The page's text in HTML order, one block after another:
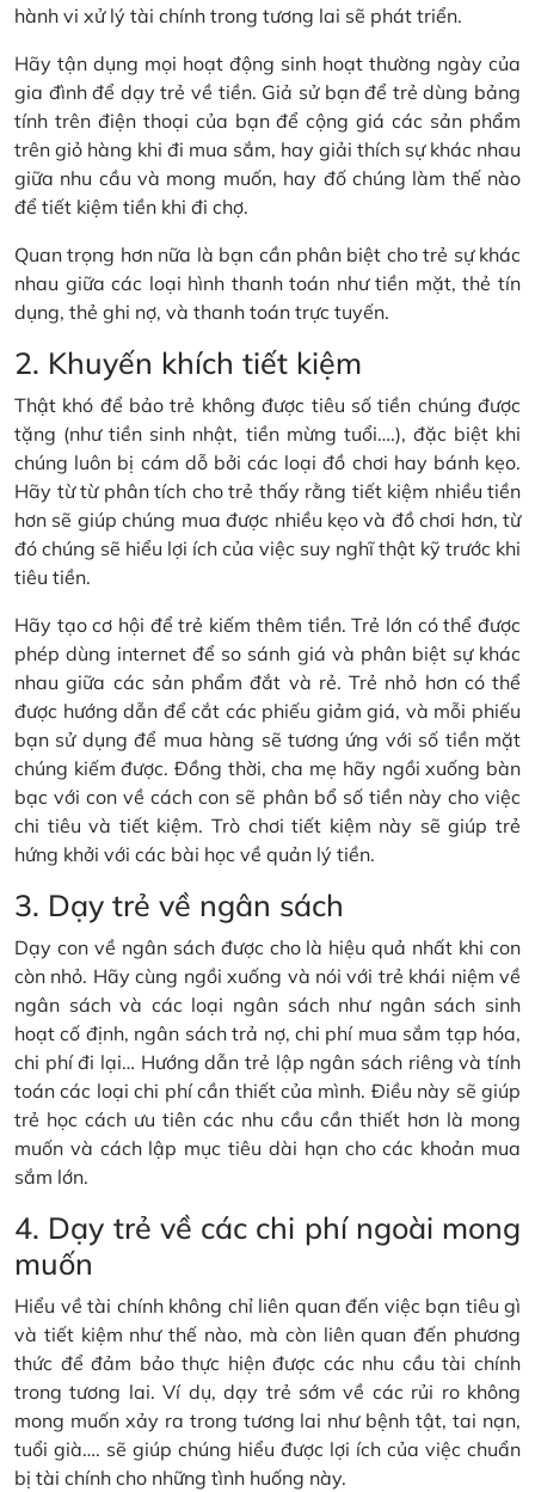
hành vi xử lý tài chính trong tương lai sẽ phát triển.
Hãy tận dụng mọi hoạt động sinh hoạt thường ngày của
gia đình để dạy trẻ về tiền. Giả sử bạn để trẻ dùng bảng
tính trên điện thoại của bạn để cộng giá các sản phẩm
trên giỏ hàng khi đi mua sắm, hay giải thích sự khác nhau
giữa nhu cầu và mong muốn, hay đố chúng làm thế nào
để tiết kiệm tiền khi đi chợ.
Quan trọng hơn nữa là bạn cần phân biệt cho trẻ sự khác
nhau giữa các loại hình thanh toán như tiền mặt, thẻ tín
dụng, thẻ ghi nợ, và thanh toán trực tuyến.
2. Khuyến khích tiết kiệm
Thật khó để bảo trẻ không được tiêu số tiền chúng được
tặng (như tiền sinh nhật, tiền mừng tuổi….), đặc biệt khi
chúng luôn bị cám dỗ bởi các loại đồ chơi hay bánh kẹo.
Hãy từ từ phân tích cho trẻ thấy rằng tiết kiệm nhiều tiền
hơn sẽ giúp chúng mua được nhiều kẹo và đồ chơi hơn, từ
đó chúng sẽ hiểu lợi ích của việc suy nghĩ thật kỹ trước khi
tiêu tiền.
Hãy tạo cơ hội để trẻ kiếm thêm tiền. Trẻ lớn có thể được
phép dùng internet để so sánh giá và phân biệt sự khác
nhau giữa các sản phẩm đắt và rẻ. Trẻ nhỏ hơn có thể
được hướng dẫn để cắt các phiếu giảm giá, và mỗi phiếu
bạn sử dụng để mua hàng sẽ tương ứng với số tiền mặt
chúng kiếm được. Đồng thời, cha mẹ hãy ngồi xuống bàn
bạc với con về cách con sẽ phân bổ số tiền này cho việc
chi tiêu và tiết kiệm. Trò chơi tiết kiệm này sẽ giúp trẻ
hứng khởi với các bài học về quản lý tiền.
3. Dạy trẻ về ngân sách
Dạy con về ngân sách được cho là hiệu quả nhất khi con
còn nhỏ. Hãy cùng ngồi xuống và nói với trẻ khái niệm về
ngân sách và các loại ngân sách như ngân sách sinh
hoạt cố định, ngân sách trả nợ, chi phí mua sắm tạp hóa,
chi phí đi lại… Hướng dẫn trẻ lập ngân sách riêng và tính
toán các loại chi phí cần thiết của mình. Điều này sẽ giúp
trẻ học cách ưu tiên các nhu cầu cần thiết hơn là mong
muốn và cách lập mục tiêu dài hạn cho các khoản mua
sắm lớn.
4. Dạy trẻ về các chi phí ngoài mong
muốn
Hiểu về tài chính không chỉ liên quan đến việc bạn tiêu gì
và tiết kiệm như thế nào, mà còn liên quan đến phương
thức để đảm bảo thực hiện được các nhu cầu tài chính
trong tương lai. Ví dụ, dạy trẻ sớm về các rủi ro không
mong muốn xảy ra trong tương lai như bệnh tật, tai nạn,
tuổi già…. sẽ giúp chúng hiểu được lợi ích của việc chuẩn
bị tài chính cho những tình huống này.